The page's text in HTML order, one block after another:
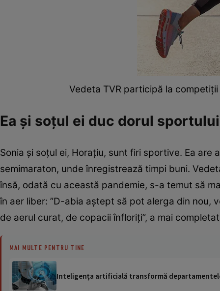
Vedeta TVR participă la
Ea şi soţul ei duc dorul
Sonia şi soţul ei, Horaţiu, sunt firi sportive. Ea
semimaraton, unde înregistrează timpi buni.
însă, odată cu această pandemie, s-a temut să
în aer liber: ”D-abia aştept să pot alerga din
de aerul curat, de copacii înfloriţi”, a mai
MAI MULTE PENTRU TINE
Inteligența artificială transformă